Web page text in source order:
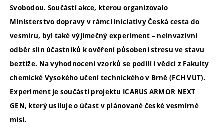
Svobodou. Součástí akce, kterou organizovalo
Ministerstvo dopravy v rámci iniciativy Česká cesta do
vesmíru, byl také výjimečný experiment – neinvazivní
odběr slin účastníků k ověření působení stresu ve stavu
beztíže. Na vyhodnocení vzorků se podílí i vědci z Fakulty
chemické Vysokého učení technického v Brně (FCH VUT).
Experiment je součástí projektu ICARUS ARMOR NEXT
GEN, který usiluje o účast v plánované české vesmírné
misi.